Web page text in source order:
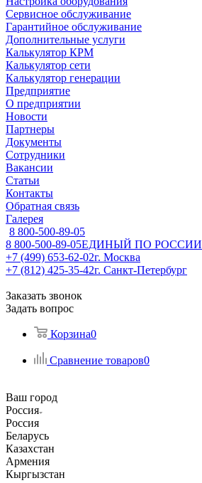
Сервисное обслуживание
Гарантийное обслуживание
Дополнительные услуги
Калькулятор КРМ
Калькулятор сети
Калькулятор генерации
Предприятие
О предприятии
Новости
Партнеры
Документы
Сотрудники
Вакансии
Статьи
Контакты
Обратная связь
Галерея
8 800-500-89-05
8 800-500-89-05ЕДИНЫЙ ПО РОССИИ
+7 (499) 653-62-02г. Москва
+7 (812) 425-35-42г. Санкт-Петербург
Заказать звонок
Задать вопрос
Корзина0
Сравнение товаров0
Ваш город
Россия
Россия
Беларусь
Казахстан
Армения
Кыргызстан